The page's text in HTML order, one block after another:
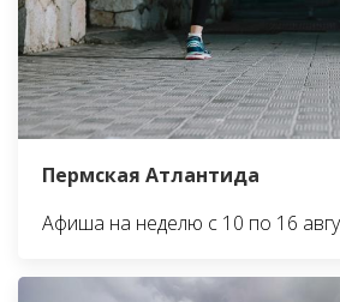
Пермская Атлантида
Афиша на неделю с 10 по 16